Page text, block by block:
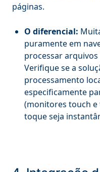
páginas.
O diferencial:
puramente em
processar
Verifique se a
processamento
especificamente
(monitores touch
toque seja